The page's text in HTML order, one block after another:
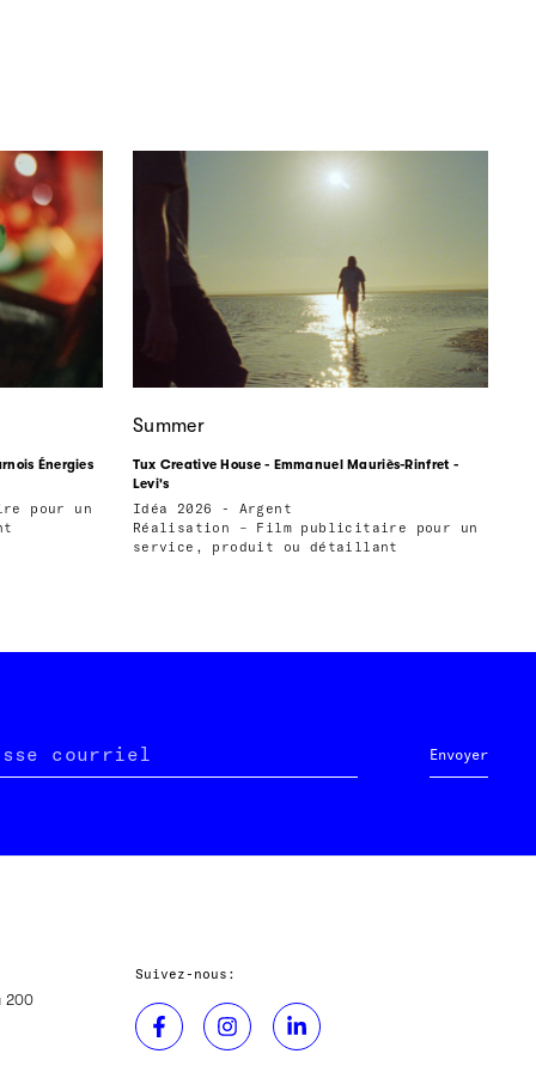
Énergies
pour un
Summer
Tux Creative House - Emmanuel Mauriès-Rinfret -
Levi's
Idéa 2026 - Argent
Réalisation – Film publicitaire pour un
service, produit ou détaillant
courriel Envoyer
200
Suivez-nous: